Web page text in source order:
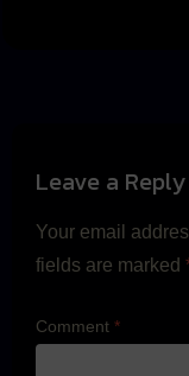
Leave a Reply
Your email
fields are marked
Comment *